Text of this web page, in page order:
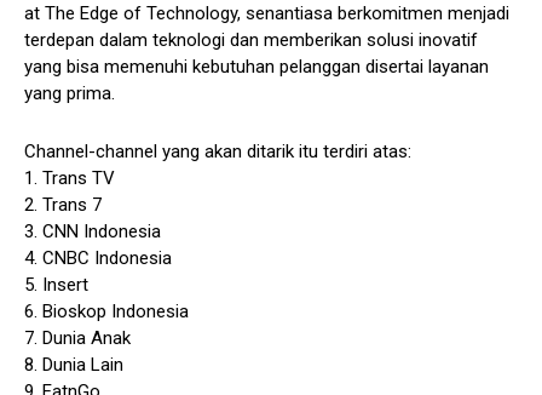
at The Edge of Technology, senantiasa berkomitmen menjadi
terdepan dalam teknologi dan memberikan solusi inovatif
yang bisa memenuhi kebutuhan pelanggan disertai layanan
yang prima.
Channel-channel yang akan ditarik itu terdiri atas:
1. Trans TV
2. Trans 7
3. CNN Indonesia
4. CNBC Indonesia
5. Insert
6. Bioskop Indonesia
7. Dunia Anak
8. Dunia Lain